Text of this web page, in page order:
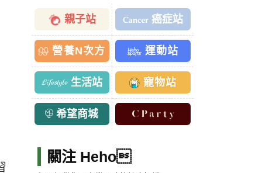
親子站 癌症站
營養N次方 運動站
生活站 寵物站
希望商城
關注 Heho